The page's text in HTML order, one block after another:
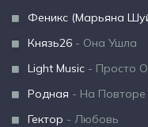
Феникс (Марьяна
Князь26 - Она Ушла
Light Music - Просто
Родная - На Повторе
Гектор - Любовь